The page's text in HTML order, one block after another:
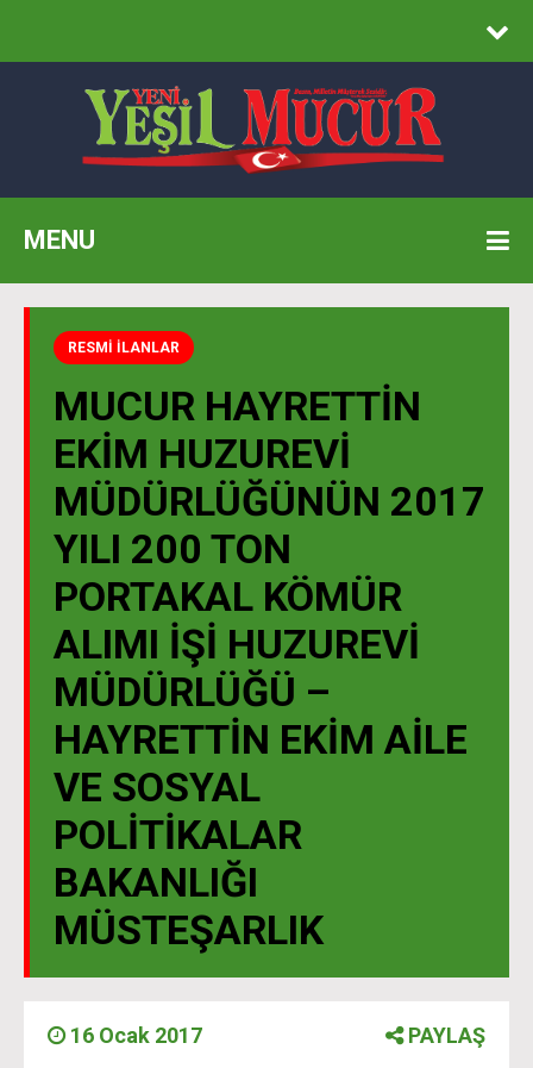
MENU
RESMİ İLANLAR
MUCUR HAYRETTİN
EKİM HUZUREVİ
MÜDÜRLÜĞÜNÜN 2017
YILI 200 TON
PORTAKAL KÖMÜR
ALIMI İŞİ HUZUREVİ
MÜDÜRLÜĞÜ –
HAYRETTİN EKİM AİLE
VE SOSYAL
POLİTİKALAR
BAKANLIĞI
MÜSTEŞARLIK
16 Ocak 2017 PAYLAŞ